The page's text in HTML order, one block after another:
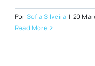
Por Sofia Silveira | 20
Read More